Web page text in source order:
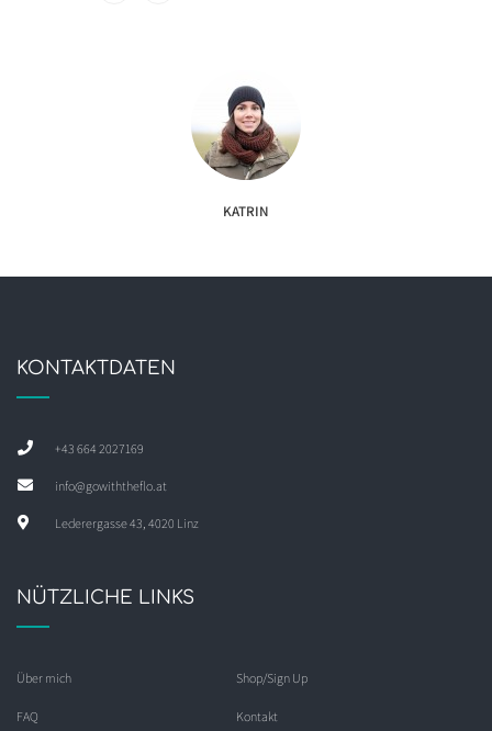
KATRIN
KONTAKTDATEN
+43 664 2027169
info@gowiththeflo.at
Lederergasse 43, 4020 Linz
NÜTZLICHE LINKS
Über mich Shop/Sign Up
FAQ Kontakt